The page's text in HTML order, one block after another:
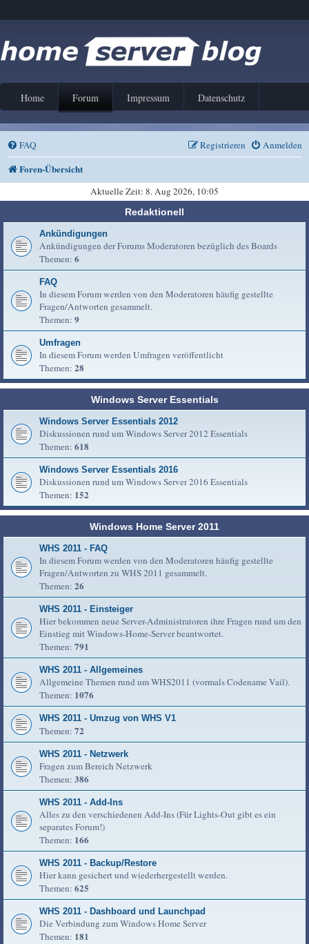
Home Forum Impressum Datenschutz
FAQ Anmelden
Registrieren
Foren-Übersicht
Aktuelle Zeit: 8. Aug 2026, 10:05
Redaktionell
Ankündigungen
Ankündigungen der Forums Moderatoren bezüglich des Boards
Themen: 6
FAQ
In diesem Forum werden von den Moderatoren häufig gestellte
Fragen/Antworten gesammelt.
Themen: 9
Umfragen
In diesem Forum werden Umfragen veröffentlicht
Themen: 28
Windows Server Essentials
Windows Server Essentials 2012
Diskussionen rund um Windows Server 2012 Essentials
Themen: 618
Windows Server Essentials 2016
Diskussionen rund um Windows Server 2016 Essentials
Themen: 152
Windows Home Server 2011
WHS 2011 - FAQ
In diesem Forum werden von den Moderatoren häufig gestellte
Fragen/Antworten zu WHS 2011 gesammelt.
Themen: 26
WHS 2011 - Einsteiger
Hier bekommen neue Server-Administratoren ihre Fragen rund um den
Einstieg mit Windows-Home-Server beantwortet.
Themen: 791
WHS 2011 - Allgemeines
Allgemeine Themen rund um WHS2011 (vormals Codename Vail).
Themen: 1076
WHS 2011 - Umzug von WHS V1
Themen: 72
WHS 2011 - Netzwerk
Fragen zum Bereich Netzwerk
Themen: 386
WHS 2011 - Add-Ins
Alles zu den verschiedenen Add-Ins (Für Lights-Out gibt es ein
separates Forum!)
Themen: 166
WHS 2011 - Backup/Restore
Hier kann gesichert und wiederhergestellt werden.
Themen: 625
WHS 2011 - Dashboard und Launchpad
Die Verbindung zum Windows Home Server
Themen: 181